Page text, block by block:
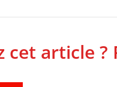
cet article ?